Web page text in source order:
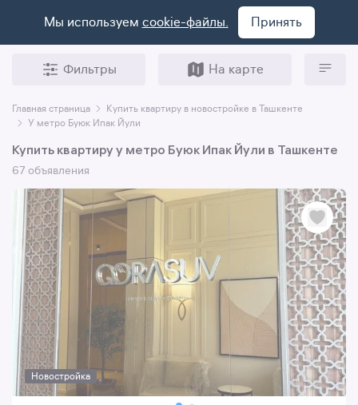
Мы используем cookie-файлы. Принять
Фильтры На карте
Главная страница
Купить квартиру в новостройке в Ташкенте
У метро Буюк Ипак Йули
Купить квартиру у метро Буюк Ипак Йули в Ташкенте
67 объявления
Новостройка